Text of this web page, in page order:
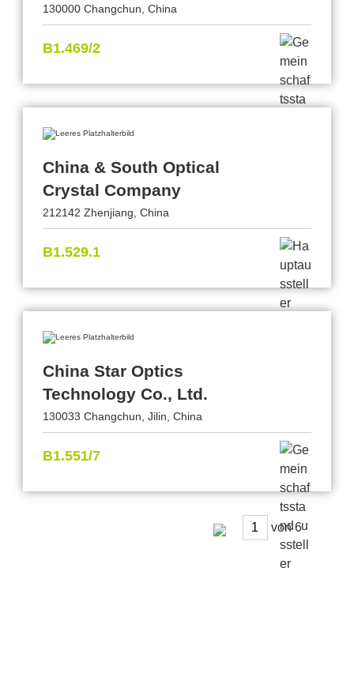
130000 Changchun, China
B1.469/2
China & South Optical
Crystal Company
212142 Zhenjiang, China
B1.529.1
China Star Optics
Technology Co., Ltd.
130033 Changchun, Jilin, China
B1.551/7
von